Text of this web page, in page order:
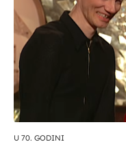
U 70. GODINI